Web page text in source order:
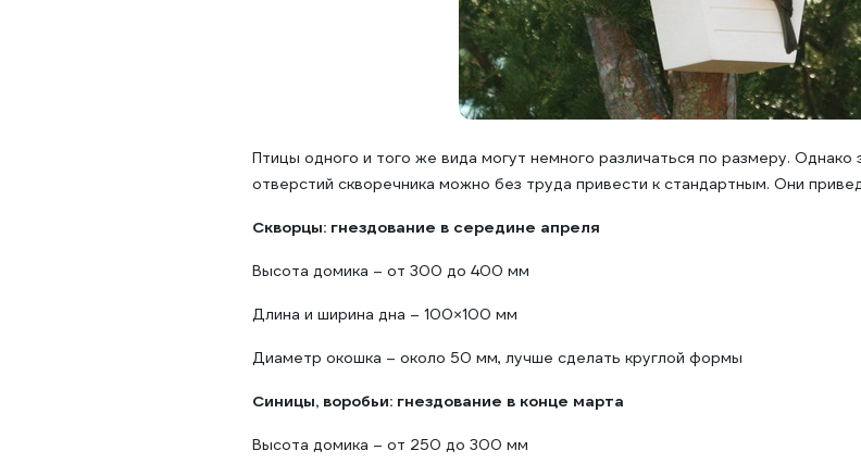
Птицы одного и того же вида могут немного различаться по размеру.
отверстий скворечника можно без труда привести к стандартным. Они
Скворцы: гнездование в середине апреля
Высота домика – от 300 до 400 мм
Длина и ширина дна – 100×100 мм
Диаметр окошка – около 50 мм, лучше сделать круглой формы
Синицы, воробьи: гнездование в конце марта
Высота домика – от 250 до 300 мм